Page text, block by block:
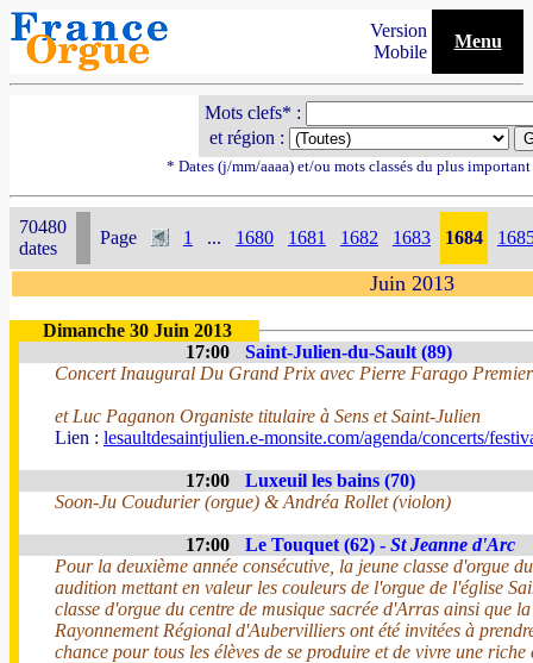
Version
Mobile
Menu
Mots clefs* :
et région :
* Dates (j/mm/aaaa) et/ou mots classés du plus
70480
dates
Page 1 ... 1680 1681 1682 1683 1684
Juin 2013
Dimanche 30 Juin 2013
17:00
Saint-Julien-du-Sault (89)
Concert Inaugural Du Grand Prix avec Pierre Farago
et Luc Paganon Organiste titulaire à Sens et Saint-Julien
Lien : lesaultdesaintjulien.e-monsite.com/agenda/concerts/
17:00
Luxeuil les bains (70)
Soon-Ju Coudurier (orgue) & Andréa Rollet (violon)
17:00 Le Touquet (62) - St Jeanne d'Arc
Pour la deuxième année consécutive, la jeune classe d'orgue
audition mettant en valeur les couleurs de l'orgue de l'église
classe d'orgue du centre de musique sacrée d'Arras ainsi que
Rayonnement Régional d'Aubervilliers ont été invitées à
chance pour tous les élèves de se produire et de vivre une riche